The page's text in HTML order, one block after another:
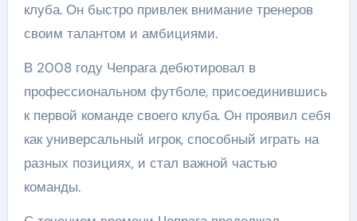
клуба. Он быстро привлек внимание тренеров
своим талантом и амбициями.
В 2008 году Чепрага дебютировал в
профессиональном футболе, присоединившись
к первой команде своего клуба. Он проявил себя
как универсальный игрок, способный играть на
разных позициях, и стал важной частью
команды.